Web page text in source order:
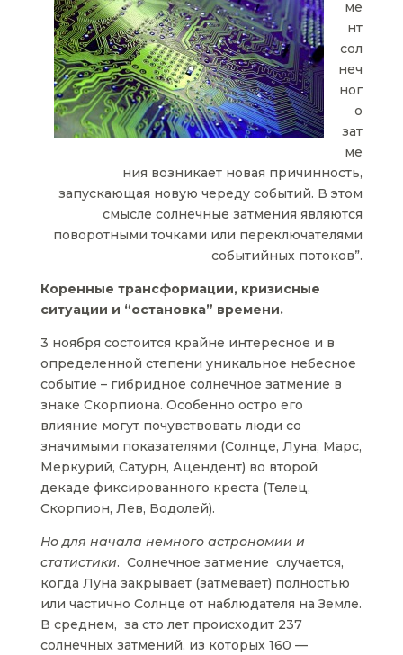
ме
нт
сол
неч
ног
о
зат
ме
ния возникает новая причинность,
запускающая новую череду событий. В этом
смысле солнечные затмения являются
поворотными точками или переключателями
событийных потоков”.
Коренные трансформации, кризисные
ситуации и “остановка” времени.
3 ноября состоится крайне интересное и в
определенной степени уникальное небесное
событие – гибридное солнечное затмение в
знаке Скорпиона. Особенно остро его
влияние могут почувствовать люди со
значимыми показателями (Солнце, Луна, Марс,
Меркурий, Сатурн, Ацендент) во второй
декаде фиксированного креста (Телец,
Скорпион, Лев, Водолей).
Но для начала немного астрономии и
статистики. Солнечное затмение случается,
когда Луна закрывает (затмевает) полностью
или частично Солнце от наблюдателя на Земле.
В среднем, за сто лет происходит 237
солнечных затмений, из которых 160 —